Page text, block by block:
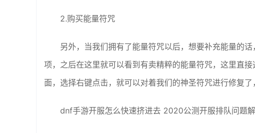
2.购买能量符咒
另外，当我们拥有了能量符咒以后，想要补充能量的
项，之后在这里就可以看到有卖精粹的能量符咒，这里直
面，选择右键点击，就可以对着我们的神圣符咒进行修复了
dnf手游开服怎么快速挤进去 2020公测开服排队问题